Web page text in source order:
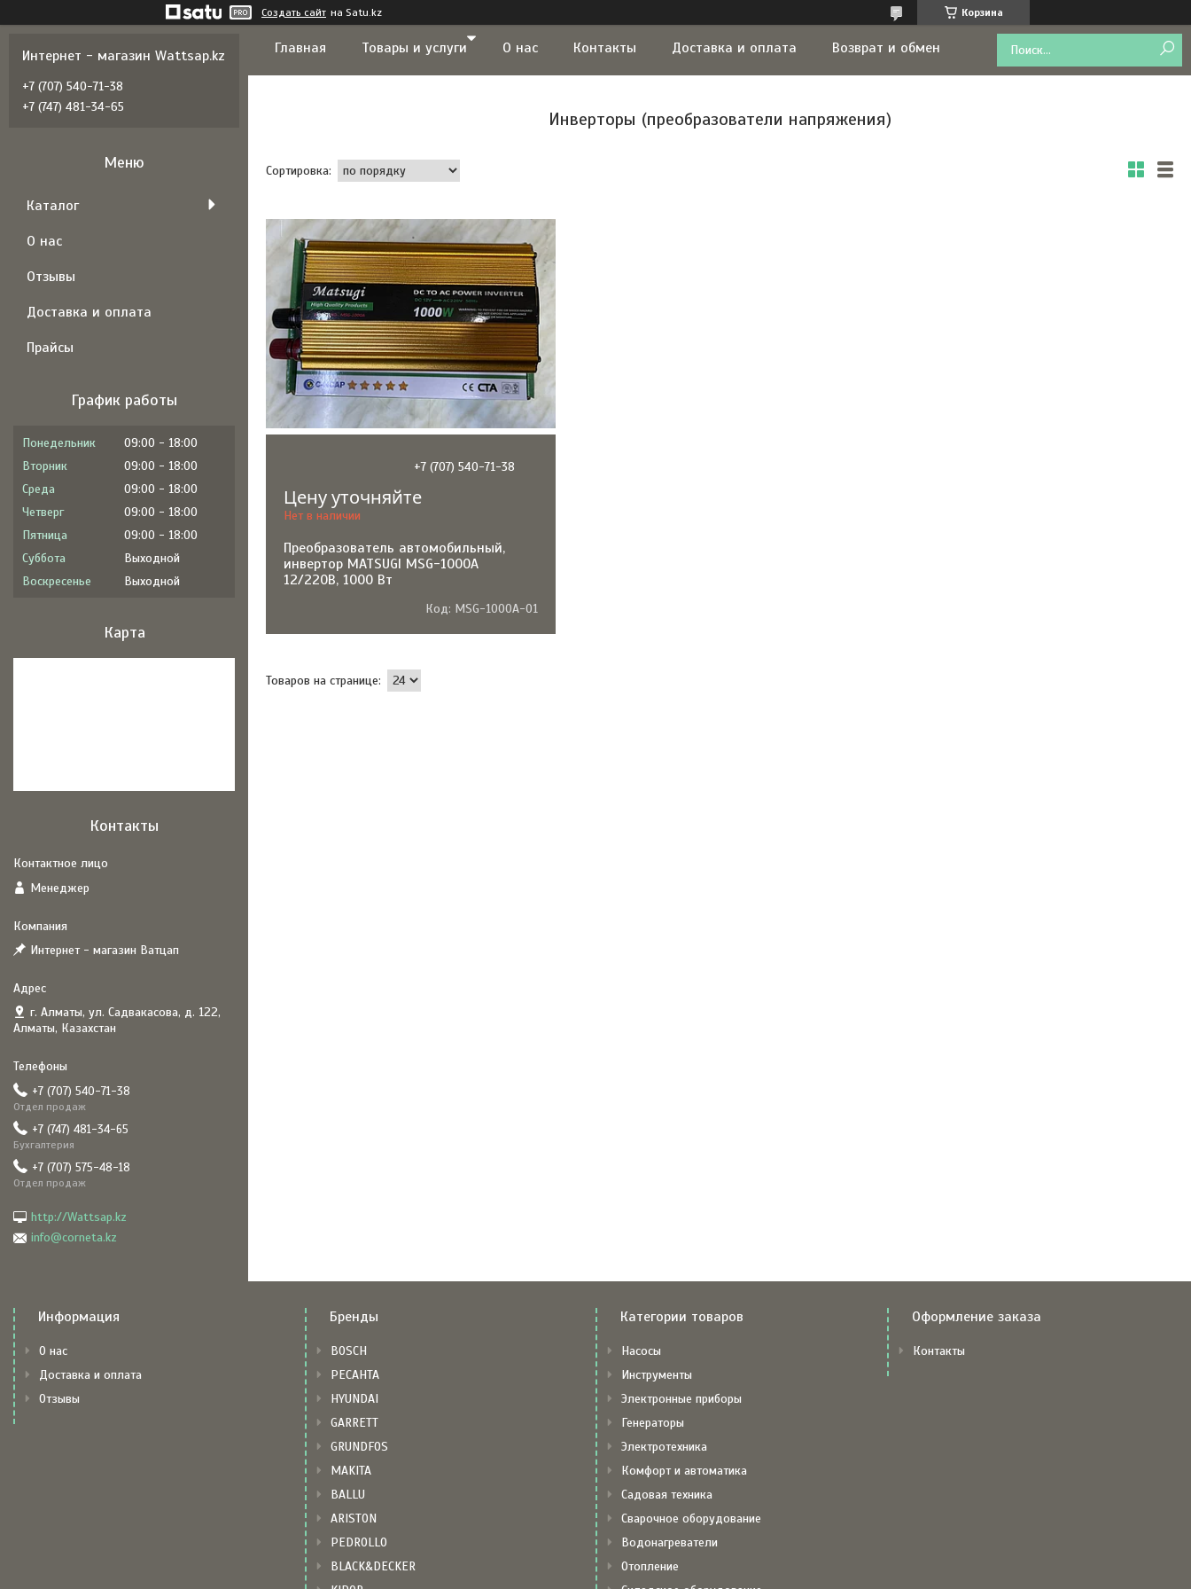
Создать сайт на Satu.kz Корзина
Главная Товары и услуги О нас Контакты Доставка и оплата Возврат и обмен
Инверторы (преобразователи напряжения)
+7 (707) 540-71-38
Цену уточняйте
Нет в наличии
Преобразователь автомобильный,
инвертор MATSUGI MSG-1000A
12/220В, 1000 Вт
MSG-1000A-01
Интернет - магазин Wattsap.kz
+7 (707) 540-71-38
+7 (747) 481-34-65
Каталог
О нас
Отзывы
Доставка и оплата
Прайсы
График работы
Понедельник 09:00
18:00
Вторник
09:00
18:00
Среда
09:00
18:00
Четверг
09:00
18:00
Пятница
09:00
18:00
Суббота
Выходной
Воскресенье
Выходной
Карта
Контакты
Менеджер
Интернет - магазин Ватцап
г. Алматы, ул. Садвакасова, д. 122,
Алматы, Казахстан
+7 (707) 540-71-38
Отдел продаж
+7 (747) 481-34-65
Бухгалтерия
+7 (707) 575-48-18
Отдел продаж
http://Wattsap.kz
info@corneta.kz
Информация
О нас
Доставка и оплата
Отзывы
Бренды
BOSCH
РЕСАНТА
HYUNDAI
GARRETT
GRUNDFOS
MAKITA
BALLU
ARISTON
PEDROLLO
BLACK&DECKER
Категории товаров
Насосы
Инструменты
Электронные приборы
Генераторы
Электротехника
Комфорт и автоматика
Садовая техника
Сварочное оборудование
Водонагреватели
Отопление
Оформление заказа
Контакты